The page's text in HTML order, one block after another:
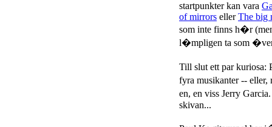
startpunkter kan vara
of mirrors ellerThe big
som inte finns h�r
l�mpligen ta som
Till slut ett par kuriosa:
fyra musikanter --
en, en viss Jerry
skivan...